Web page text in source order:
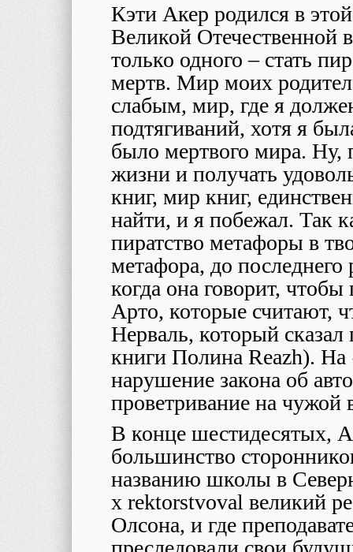
Кэти Акер родился в
Великой Отечественной
только одного – стать
мертв. Мир моих
слабым, мир, где я
подтягиваний, хотя я
было мертвого мира. Ну,
жизни и получать
книг, мир книг,
найти, и я побежал. Так
пиратство метафоры в
метафора, до последнего
когда она говорит,
Арто, которые считают,
Нерваль, который сказал
книги Полина Reazh). На
нарушение закона об
проветривание на чужой
В конце шестидесятых,
большинство
названию школы в
х rektorstvoval великий
Олсона, и где